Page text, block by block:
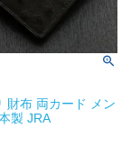
財布 両カード メン
製 JRA